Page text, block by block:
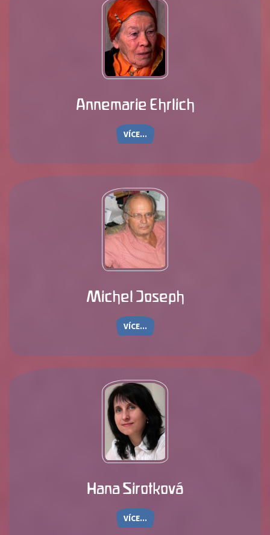
Annemarie Ehrlich
VÍCE...
Michel Joseph
VÍCE...
Hana Sirotková
VÍCE...